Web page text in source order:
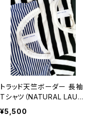
トラッド天竺ボーダー 長袖
Tシャツ（NATURAL LAUN
DRY ナチュラルランドリー）
¥5,500